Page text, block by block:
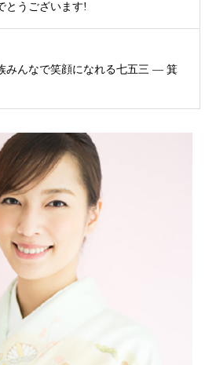
うございます!
みんなで笑顔になれる七五三 ― 箕